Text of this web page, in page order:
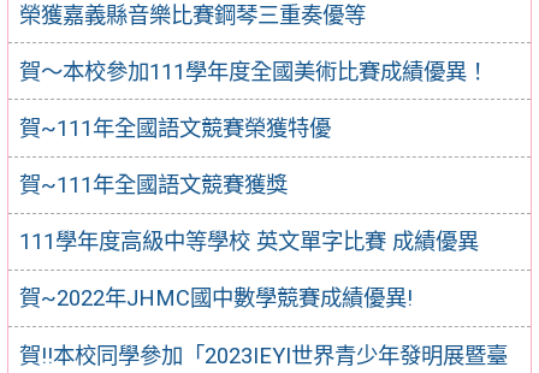
榮獲嘉義縣音樂比賽鋼琴三重奏優等
賀～本校參加111學年度全國美術比賽成績優異！
賀~111年全國語文競賽榮獲特優
賀~111年全國語文競賽獲獎
111學年度高級中等學校 英文單字比賽 成績優異
賀~2022年JHMC國中數學競賽成績優異!
賀!!本校同學參加「2023IEYI世界青少年發明展暨臺